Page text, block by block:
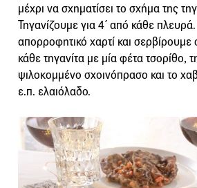
μέχρι να σχηματίσει το σχήμα της
Τηγανίζουμε για 4΄ από κάθε
απορροφητικό χαρτί και σερβίρουμε
κάθε τηγανίτα με μία φέτα τσορίθο,
ψιλοκομμένο σχοινόπρασο και το
ε.π. ελαιόλαδο.